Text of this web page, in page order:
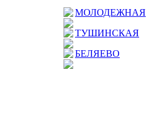
МОЛОДЕЖНАЯ
ТУШИНСКАЯ
БЕЛЯЕВО